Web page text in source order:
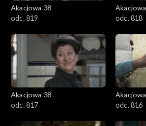
Akacjowa 38
odc. 819
odc. 818
Akacjowa 38
odc. 817
odc. 816